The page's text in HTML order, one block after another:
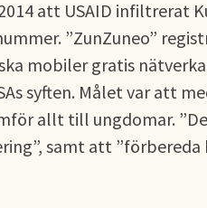
att USAID infiltrerat
”ZunZuneo”
mobiler gratis
syften. Målet var att
allt till ungdomar.
samt att